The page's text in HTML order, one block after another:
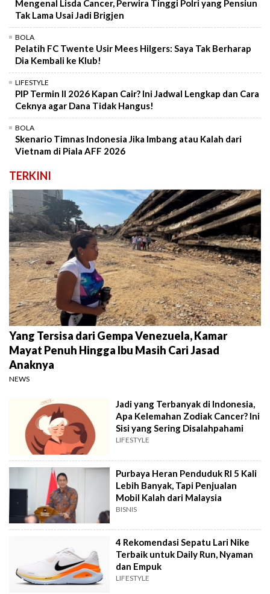
Mengenal Lisda Cancer, Perwira Tinggi Polri yang Pensiun
Tak Lama Usai Jadi Brigjen
BOLA
Pelatih FC Twente Usir Mees Hilgers: Saya Tak Berharap
Dia Kembali ke Klub!
LIFESTYLE
PIP Termin II 2026 Kapan Cair? Ini Jadwal Lengkap dan Cara
Ceknya agar Dana Tidak Hangus!
BOLA
Skenario Timnas Indonesia Jika Imbang atau Kalah dari
Vietnam di Piala AFF 2026
TERKINI
Yang Tersisa dari Gempa Venezuela, Kamar
Mayat Penuh Hingga Ibu Masih Cari Jasad
Anaknya
NEWS
Jadi yang Terbanyak di Indonesia,
Apa Kelemahan Zodiak Cancer? Ini
Sisi yang Sering Disalahpahami
LIFESTYLE
Purbaya Heran Penduduk RI 5 Kali
Lebih Banyak, Tapi Penjualan
Mobil Kalah dari Malaysia
BISNIS
4 Rekomendasi Sepatu Lari Nike
Terbaik untuk Daily Run, Nyaman
dan Empuk
LIFESTYLE